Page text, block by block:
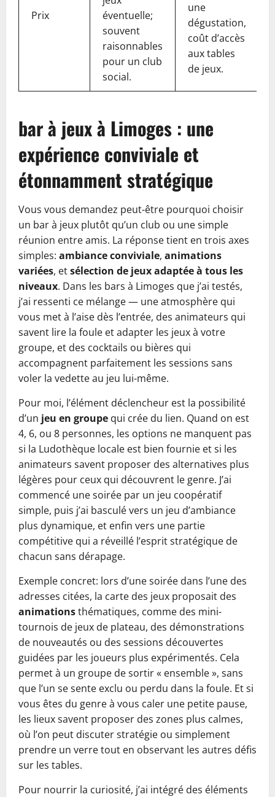
Prix
éventuelle;
souvent
raisonnables
pour un club
social.
une
dégustation,
coût d’accès
aux tables
de jeux.
bar à jeux à Limoges : une
expérience conviviale et
étonnamment stratégique
Vous vous demandez peut-être pourquoi choisir
un bar à jeux plutôt qu’un club ou une simple
réunion entre amis. La réponse tient en trois axes
simples: ambiance conviviale, animations
variées, etsélection de jeux adaptée à tous les
niveaux. Dans les bars à Limoges que j’ai testés,
j’ai ressenti ce mélange — une atmosphère qui
vous met à l’aise dès l’entrée, des animateurs qui
savent lire la foule et adapter les jeux à votre
groupe, et des cocktails ou bières qui
accompagnent parfaitement les sessions sans
voler la vedette au jeu lui-même.
Pour moi, l’élément déclencheur est la possibilité
d’un jeu en groupe qui crée du lien. Quand on est
4, 6, ou 8 personnes, les options ne manquent pas
si la Ludothèque locale est bien fournie et si les
animateurs savent proposer des alternatives plus
légères pour ceux qui découvrent le genre. J’ai
commencé une soirée par un jeu coopératif
simple, puis j’ai basculé vers un jeu d’ambiance
plus dynamique, et enfin vers une partie
compétitive qui a réveillé l’esprit stratégique de
chacun sans dérapage.
Exemple concret: lors d’une soirée dans l’une des
adresses citées, la carte des jeux proposait des
animationsthématiques, comme des mini-
tournois de jeux de plateau, des démonstrations
de nouveautés ou des sessions découvertes
guidées par les joueurs plus expérimentés. Cela
permet à un groupe de sortir « ensemble », sans
que l’un se sente exclu ou perdu dans la foule. Et si
vous êtes du genre à vous caler une petite pause,
les lieux savent proposer des zones plus calmes,
où l’on peut discuter stratégie ou simplement
prendre un verre tout en observant les autres défis
sur les tables.
Pour nourrir la curiosité, j’ai intégré des éléments